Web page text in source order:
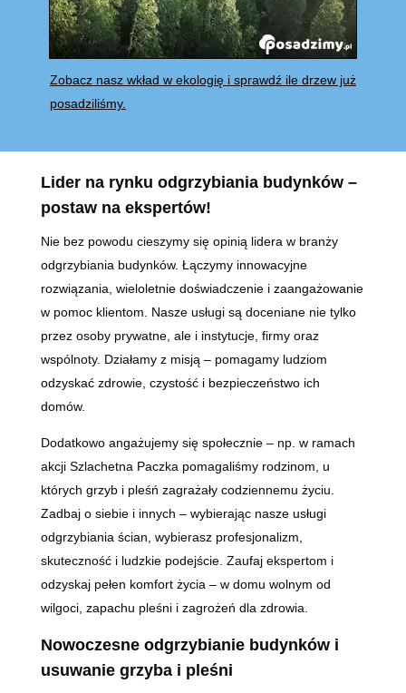
Zobacz nasz wkład w ekologię i sprawdź ile drzew już
posadziliśmy.
Lider na rynku odgrzybiania budynków –
postaw na ekspertów!
Nie bez powodu cieszymy się opinią lidera w branży
odgrzybiania budynków. Łączymy innowacyjne
rozwiązania, wieloletnie doświadczenie i zaangażowanie
w pomoc klientom. Nasze usługi są doceniane nie tylko
przez osoby prywatne, ale i instytucje, firmy oraz
wspólnoty. Działamy z misją – pomagamy ludziom
odzyskać zdrowie, czystość i bezpieczeństwo ich
domów.
Dodatkowo angażujemy się społecznie – np. w ramach
akcji Szlachetna Paczka pomagaliśmy rodzinom, u
których grzyb i pleśń zagrażały codziennemu życiu.
Zadbaj o siebie i innych – wybierając nasze usługi
odgrzybiania ścian, wybierasz profesjonalizm,
skuteczność i ludzkie podejście. Zaufaj ekspertom i
odzyskaj pełen komfort życia – w domu wolnym od
wilgoci, zapachu pleśni i zagrożeń dla zdrowia.
Nowoczesne odgrzybianie budynków i
usuwanie grzyba i pleśni